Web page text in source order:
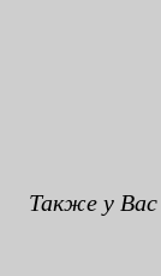
Также у